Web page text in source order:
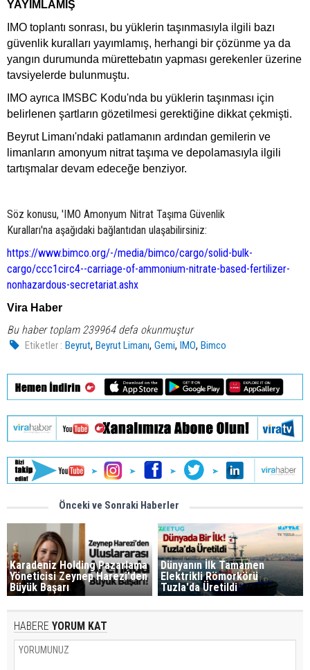
YAYIMLAMIŞ
IMO toplantı sonrası, bu yüklerin taşınmasıyla ilgili bazı
güvenlik kuralları yayımlamış, herhangi bir çözünme ya da
yangın durumunda mürettebatın yapması gerekenler üzerine
tavsiyelerde bulunmuştu.
IMO ayrıca IMSBC Kodu'nda bu yüklerin taşınması için
belirlenen şartların gözetilmesi gerektiğine dikkat çekmişti.
Beyrut Limanı'ndaki patlamanın ardından gemilerin ve
limanların amonyum nitrat taşıma ve depolamasıyla ilgili
tartışmalar devam edeceğe benziyor.
Söz konusu, 'IMO Amonyum Nitrat Taşıma Güvenlik
Kuralları'na aşağıdaki bağlantıdan ulaşabilirsiniz:
https://www.bimco.org/-/media/bimco/cargo/solid-bulk-
cargo/ccc1circ4--carriage-of-ammonium-nitrate-based-fertilizer-
nonhazardous-secretariat.ashx
Vira Haber
Bu haber toplam 239964 defa okunmuştur
Etiketler : Beyrut,Beyrut Limanı,Gemi,IMO,Bimco
Önceki ve Sonraki Haberler
Karadeniz Holding Pazarlama
Yöneticisi Zeynep Harezi'den
Büyük Başarı
Dünyanın İlk Tamamen
Elektrikli Römorkörü
Tuzla'da Üretildi
HABERE YORUM KAT